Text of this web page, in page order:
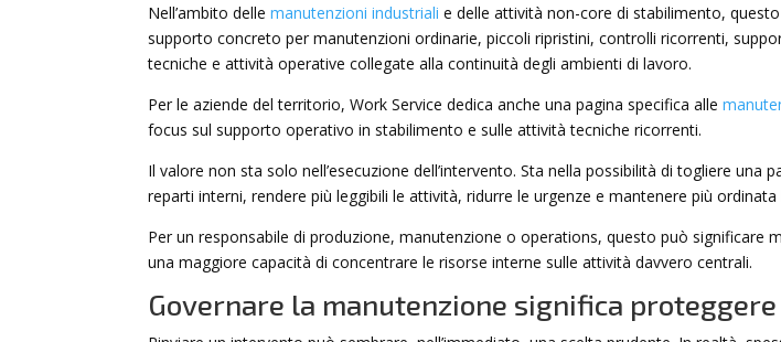
Nell’ambito dellemanutenzioni industriali e delle attività non-core di stabilimento,
supporto concreto per manutenzioni ordinarie, piccoli ripristini, controlli ricorrenti,
tecniche e attività operative collegate alla continuità degli ambienti di lavoro.
Per le aziende del territorio, Work Service dedica anche una pagina specifica alle
focus sul supporto operativo in stabilimento e sulle attività tecniche ricorrenti.
Il valore non sta solo nell’esecuzione dell’intervento. Sta nella possibilità di togliere una
reparti interni, rendere più leggibili le attività, ridurre le urgenze e mantenere più
Per un responsabile di produzione, manutenzione o operations, questo può significare
una maggiore capacità di concentrare le risorse interne sulle attività davvero centrali.
Governare la manutenzione significa